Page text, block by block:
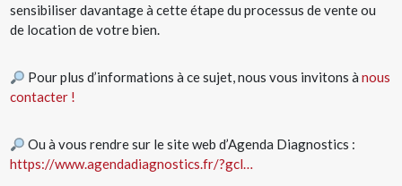
sensibiliser davantage à cette étape du processus de vente ou
de location de votre bien.
Pour plus d’informations à ce sujet, nous vous invitons ànous
contacter !
Ou à vous rendre sur le site web d’Agenda Diagnostics :
https://www.agendadiagnostics.fr/?gcl…